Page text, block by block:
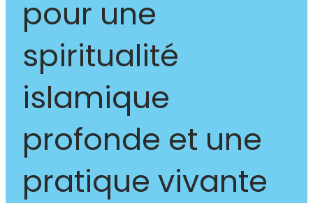
pour une
spiritualité
islamique
profonde et une
pratique vivante